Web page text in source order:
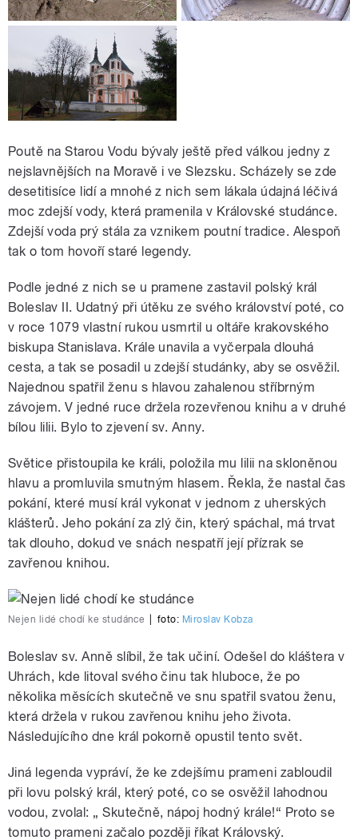
Poutě na Starou Vodu bývaly ještě před válkou jedny z
nejslavnějších na Moravě i ve Slezsku. Scházely se zde
desetitisíce lidí a mnohé z nich sem lákala údajná léčivá
moc zdejší vody, která pramenila v Královské studánce.
Zdejší voda prý stála za vznikem poutní tradice. Alespoň
tak o tom hovoří staré legendy.
Podle jedné z nich se u pramene zastavil polský král
Boleslav II. Udatný při útěku ze svého království poté, co
v roce 1079 vlastní rukou usmrtil u oltáře krakovského
biskupa Stanislava. Krále unavila a vyčerpala dlouhá
cesta, a tak se posadil u zdejší studánky, aby se osvěžil.
Najednou spatřil ženu s hlavou zahalenou stříbrným
závojem. V jedné ruce držela rozevřenou knihu a v druhé
bílou lilii. Bylo to zjevení sv. Anny.
Světice přistoupila ke králi, položila mu lilii na skloněnou
hlavu a promluvila smutným hlasem. Řekla, že nastal čas
pokání, které musí král vykonat v jednom z uherských
klášterů. Jeho pokání za zlý čin, který spáchal, má trvat
tak dlouho, dokud ve snách nespatří její přízrak se
zavřenou knihou.
Nejen lidé chodí ke studánce foto: Miroslav Kobza
Boleslav sv. Anně slíbil, že tak učiní. Odešel do kláštera v
Uhrách, kde litoval svého činu tak hluboce, že po
několika měsících skutečně ve snu spatřil svatou ženu,
která držela v rukou zavřenou knihu jeho života.
Následujícího dne král pokorně opustil tento svět.
Jiná legenda vypráví, že ke zdejšímu prameni zabloudil
při lovu polský král, který poté, co se osvěžil lahodnou
vodou, zvolal: „ Skutečně, nápoj hodný krále!“ Proto se
tomuto prameni začalo později říkat Královský.